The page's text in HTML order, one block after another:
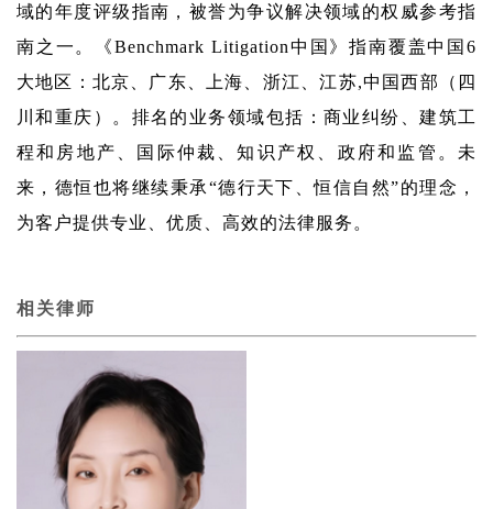
域的年度评级指南，被誉为争议解决领域的权威参考指
南之一。《Benchmark Litigation中国》指南覆盖中国 6
大地区：北京、广东、上海、浙江、江苏,中国西部（四
川和重庆）。排名的业务领域包括：商业纠纷、建筑工
程和房地产、国际仲裁、知识产权、政府和监管。未
来，德恒也将继续秉承“德行天下、恒信自然”的理念，
为客户提供专业、优质、高效的法律服务。
相关律师